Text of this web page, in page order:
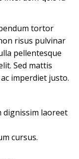
tortor
risus pulvinar
pellentesque
Sed mattis
imperdiet justo.
dignissim laoreet
cursus.